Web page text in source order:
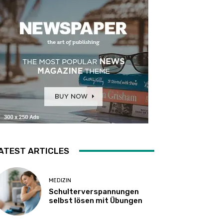
ARTICLES
MEDIZIN
Schulterverspannungen
selbst lösen mit Übungen